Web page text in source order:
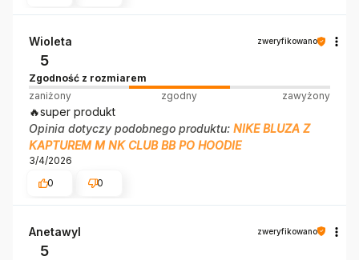
Wioleta zweryfikowano
5
Zgodność z rozmiarem
zaniżony
zgodny zawyżony
🔥super produkt
Opinia dotyczy podobnego produktu: NIKE BLUZA Z
KAPTUREM M NK CLUB BB PO HOODIE
3/4/2026
0
0
Anetawyl zweryfikowano
5